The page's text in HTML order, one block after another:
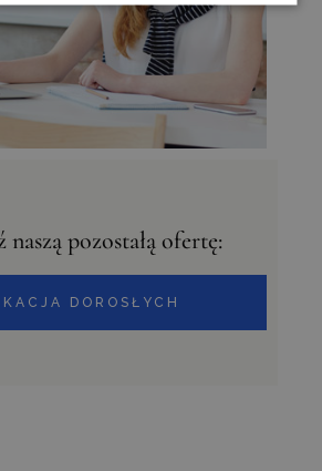
naszą pozostałą ofertę:
DOROSŁYCH